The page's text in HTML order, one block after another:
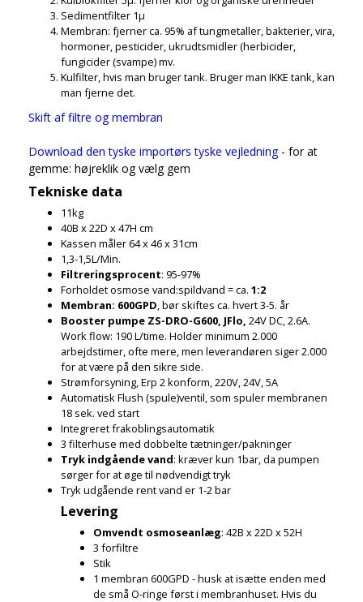
Sedimentfilter 1µ
Membran: fjerner ca. 95% af tungmetaller, bakterier, vira,
hormoner, pesticider, ukrudtsmidler (herbicider,
fungicider (svampe) mv.
Kulfilter, hvis man bruger tank. Bruger man IKKE tank, kan
man fjerne det.
Skift af filtre og membran
Download den tyske importørs tyske vejledning- for at
gemme: højreklik og vælg gem
Tekniske data
11kg
40B x 22D x 47H cm
Kassen måler 64 x 46 x 31cm
1,3-1,5L/Min.
Filtreringsprocent: 95-97%
Forholdet osmose vand:spildvand = ca. 1:2
Membran: 600GPD, bør skiftes ca. hvert 3-5. år
Booster pumpe ZS-DRO-G600, JFlo, 24V DC, 2.6A.
Work flow: 190 L/time. Holder minimum 2.000
arbejdstimer, ofte mere, men leverandøren siger 2.000
for at være på den sikre side.
Strømforsyning, Erp 2 konform, 220V, 24V, 5A
Automatisk Flush (spule)ventil, som spuler membranen
18 sek. ved start
Integreret frakoblingsautomatik
3 filterhuse med dobbelte tætninger/pakninger
Tryk indgående vand: kræver kun 1bar, da pumpen
sørger for at øge til nødvendigt tryk
Tryk udgående rent vand er 1-2 bar
Levering
Omvendt osmoseanlæg: 42B x 22D x 52H
3 forfiltre
Stik
1 membran 600GPD - husk at isætte enden med
de små O-ringe først i membranhuset. Hvis du